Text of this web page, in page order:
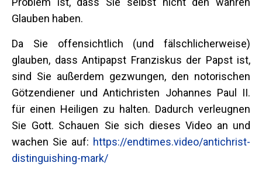
Glauben haben.
Da Sie offensichtlich (und fälschlicherweise)
glauben, dass Antipapst Franziskus der Papst ist,
sind Sie außerdem gezwungen, den notorischen
Götzendiener und Antichristen Johannes Paul II.
für einen Heiligen zu halten. Dadurch verleugnen
Sie Gott. Schauen Sie sich dieses Video an und
wachen Sie auf: https://endtimes.video/antichrist-
distinguishing-mark/